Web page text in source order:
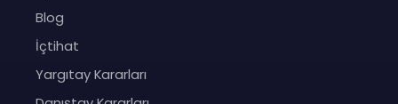
Blog
İçtihat
Yargıtay Kararları